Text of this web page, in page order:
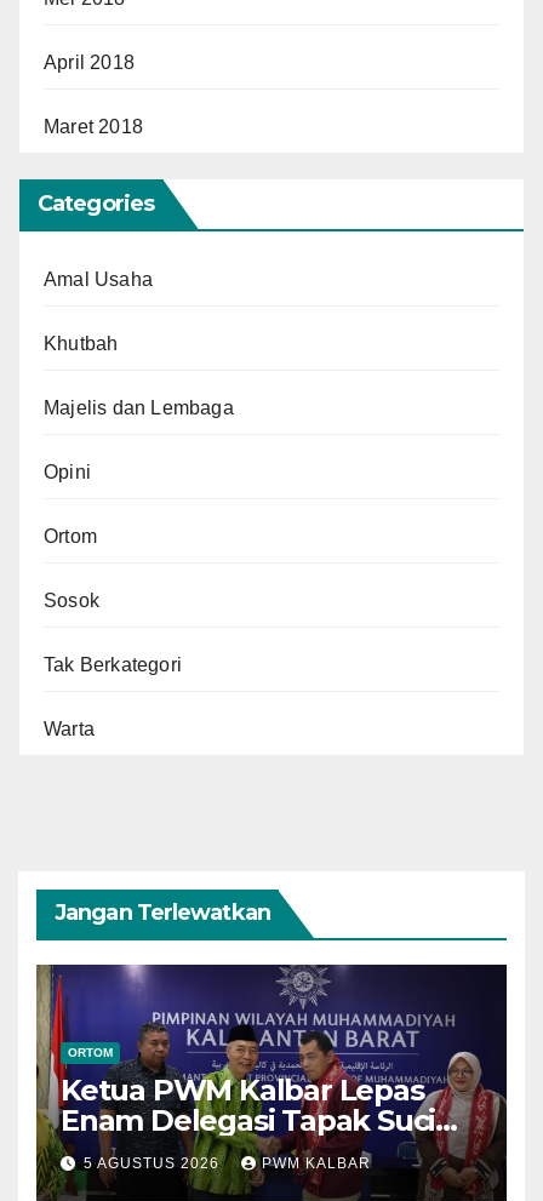
April 2018
Maret 2018
Categories
Amal Usaha
Khutbah
Majelis dan Lembaga
Opini
Ortom
Sosok
Tak Berkategori
Warta
Jangan Terlewatkan
ORTOM
Ketua PWM Kalbar Lepas
Enam Delegasi Tapak Suci
Menuju Muktamar XVI di
Semarang
5 AGUSTUS 2026 PWM KALBAR